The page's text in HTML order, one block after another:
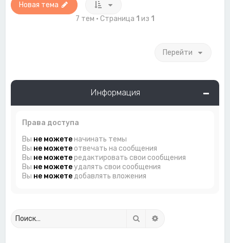
Новая тема
7 тем • Страница 1 из 1
Перейти
Информация
Права доступа
Вы не можетеначинать темы
Вы не можетеотвечать на сообщения
Вы не можетередактировать свои сообщения
Вы не можетеудалять свои сообщения
Вы не можетедобавлять вложения
Поиск